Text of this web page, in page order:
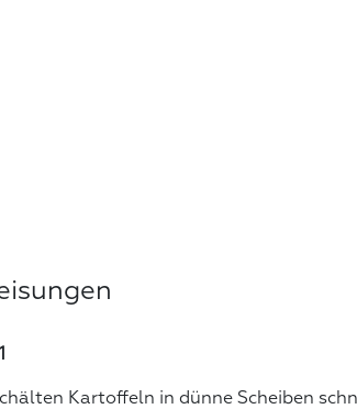
Kartoffeln in dünne Scheiben